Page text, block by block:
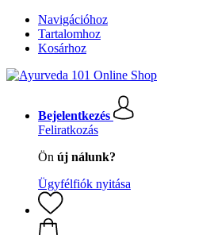
Navigációhoz
Tartalomhoz
Kosárhoz
Bejelentkezés
Feliratkozás
Ön új nálunk?
Ügyfélfiók nyitása